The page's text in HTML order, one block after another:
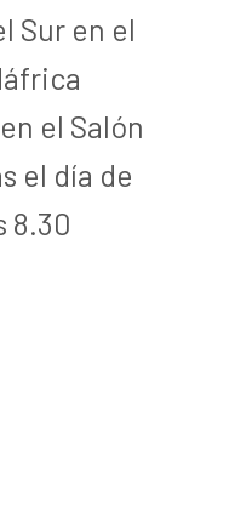
Sur en el
el Salón
el día de
8.30